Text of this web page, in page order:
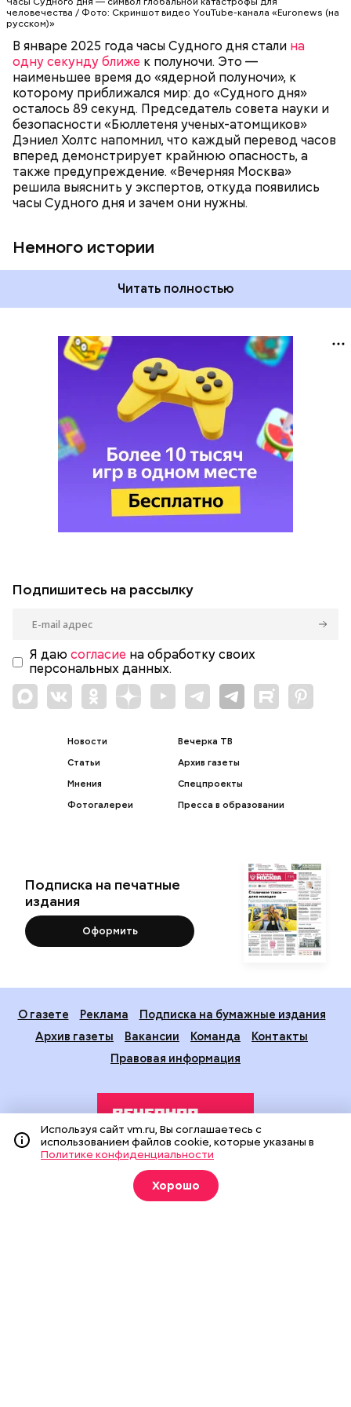
человечества / Фото: Скриншот видео YouTube-канала «Euronews (на
русском)»
В январе 2025 года часы Судного дня стали на
одну секунду ближе к полуночи. Это —
наименьшее время до «ядерной полуночи», к
которому приближался мир: до «Судного дня»
осталось 89 секунд. Председатель совета науки и
безопасности «Бюллетеня ученых-атомщиков»
Дэниел Холтс напомнил, что каждый перевод часов
вперед демонстрирует крайнюю опасность, а
также предупреждение. «Вечерняя Москва»
решила выяснить у экспертов, откуда появились
часы Судного дня и зачем они нужны.
Немного истории
катастрофа произойдет, когда минутная стрелка
достигнет полуночи. За всю историю их
как ближе, так и дальше от полуночи. Но в 2018
году часы Судного дня впервые за очень долгое
время показали свое самое близкое к катастрофе
время — без двух минут полночь. Вторая холодная
война между США и уже Россией стала обыденным
предметом обсуждения для аналитиков со всего
мира. Но, помимо перспективы отправиться в
«атомный рай», с 2007 года на стрелку часов
влияет еще одна глобальная угроза —
климатические изменения.
Читать полностью
Подпишитесь на рассылку
Я даю согласие на обработку своих
персональных данных.
Новости
Статьи
Мнения
Фотогалереи
Вечерка ТВ
Архив газеты
Спецпроекты
Пресса в образовании
Подписка на печатные
издания
Оформить
О газете Реклама
Подписка на бумажные издания
Архив газеты
Вакансии Команда
Контакты
Правовая информация
Издание создано при финансовой поддержке Департамента
средств массовой информации и рекламы города Москвы.
На сайте применяются рекомендательные технологии
Используя сайт vm.ru, Вы соглашаетесь с
использованием файлов cookie, которые указаны в
Политике конфиденциальности
Хорошо